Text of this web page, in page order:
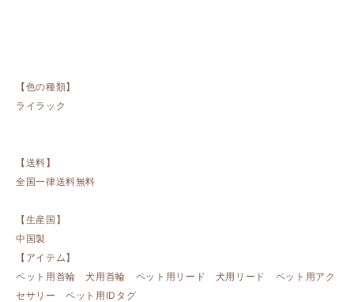
【色の種類】
ライラック
【送料】
全国一律送料無料
【生産国】
中国製
【アイテム】
ペット用首輪 犬用首輪 ペット用リード 犬用リード ペット用アク
セサリー ペット用IDタグ